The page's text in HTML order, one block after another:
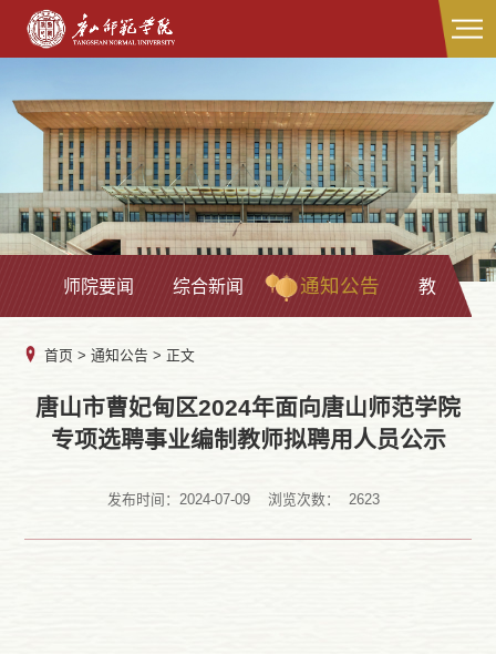
师院要闻 综合新闻 通知公告 教学科研
首页 > 通知公告 > 正文
唐山市曹妃甸区2024年面向唐山师范学院
专项选聘事业编制教师拟聘用人员公示
发布时间：2024-07-09 浏览次数： 2623